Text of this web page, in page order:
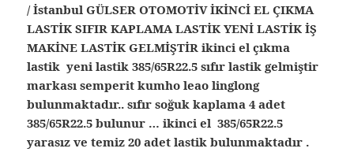
/ İstanbulGÜLSER OTOMOTİV İKİNCİ EL ÇIKMA
LASTİK SIFIR KAPLAMA LASTİK YENİ LASTİK İŞ
MAKİNE LASTİK GELMİŞTİR ikinci el çıkma
lastik yeni lastik 385/65R22.5 sıfır lastik gelmiştir
markası semperit kumho leao linglong
bulunmaktadır.. sıfır soğuk kaplama 4 adet
385/65R22.5 bulunur … ikinci el 385/65R22.5
yarasız ve temiz 20 adet lastik bulunmaktadır .